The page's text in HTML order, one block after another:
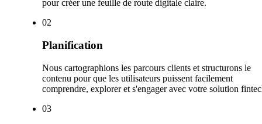
pour créer une feuille de route digitale claire.
02
Planification
Nous cartographions les parcours clients et structurons le
contenu pour que les utilisateurs puissent facilement
comprendre, explorer et s'engager avec votre solution
03